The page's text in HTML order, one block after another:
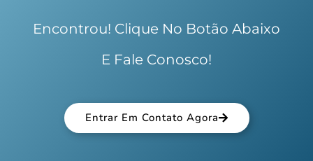
Encontrou! Clique No Botão Abaixo
E Fale Conosco!
Entrar Em Contato Agora